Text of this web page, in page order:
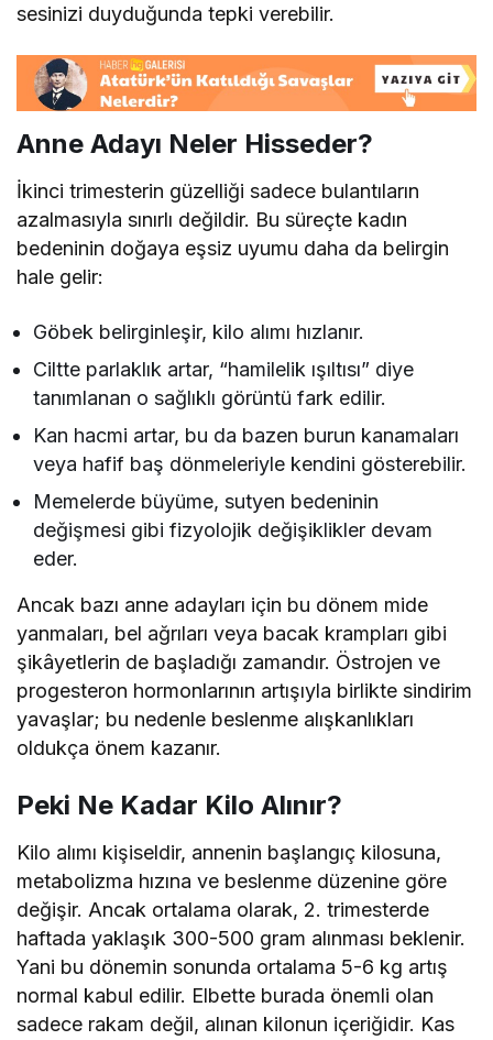
sesinizi duyduğunda tepki verebilir.
Anne Adayı Neler Hisseder?
İkinci trimesterin güzelliği sadece bulantıların
azalmasıyla sınırlı değildir. Bu süreçte kadın
bedeninin doğaya eşsiz uyumu daha da belirgin
hale gelir:
Göbek belirginleşir, kilo alımı hızlanır.
Ciltte parlaklık artar, “hamilelik ışıltısı” diye
tanımlanan o sağlıklı görüntü fark edilir.
Kan hacmi artar, bu da bazen burun kanamaları
veya hafif baş dönmeleriyle kendini gösterebilir.
Memelerde büyüme, sutyen bedeninin
değişmesi gibi fizyolojik değişiklikler devam
eder.
Ancak bazı anne adayları için bu dönem mide
yanmaları, bel ağrıları veya bacak krampları gibi
şikâyetlerin de başladığı zamandır. Östrojen ve
progesteron hormonlarının artışıyla birlikte sindirim
yavaşlar; bu nedenle beslenme alışkanlıkları
oldukça önem kazanır.
Peki Ne Kadar Kilo Alınır?
Kilo alımı kişiseldir, annenin başlangıç kilosuna,
metabolizma hızına ve beslenme düzenine göre
değişir. Ancak ortalama olarak, 2. trimesterde
haftada yaklaşık 300-500 gram alınması beklenir.
Yani bu dönemin sonunda ortalama 5-6 kg artış
normal kabul edilir. Elbette burada önemli olan
sadece rakam değil, alınan kilonun içeriğidir. Kas